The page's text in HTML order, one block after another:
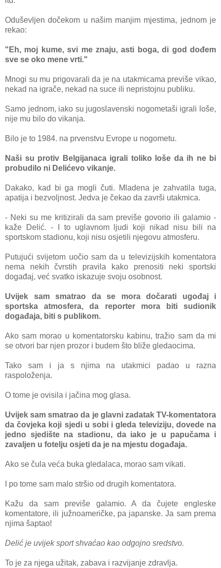
Oduševljen dočekom u našim manjim mjestima, jednom je
rekao:
"Eh, moj kume, svi me znaju, asti boga, di god dođem
sve se oko mene vrti."
Mnogi su mu prigovarali da je na utakmicama previše vikao,
nekad na igrače, nekad na suce ili nepristojnu publiku.
Samo jednom, iako su jugoslavenski nogometaši igrali loše,
nije mu bilo do vikanja.
Bilo je to 1984. na prvenstvu Evrope u nogometu.
Naši su protiv Belgijanaca igrali toliko loše da ih ne bi
probudilo ni Delićevo vikanje.
Dakako, kad bi ga mogli čuti. Mladena je zahvatila tuga,
apatija i bezvoljnost. Jedva je čekao da završi utakmica.
- Neki su me kritizirali da sam previše govorio ili galamio -
kaže Delić. - I to uglavnom ljudi koji nikad nisu bili na
sportskom stadionu, koji nisu osjetili njegovu atmosferu.
Putujući svijetom uočio sam da u televizijskih komentatora
nema nekih čvrstih pravila kako prenositi neki sportski
događaj, već svatko iskazuje svoju osobnost.
Uvijek sam smatrao da se mora dočarati ugođaj i
sportska atmosfera, da reporter mora biti sudionik
događaja, biti s publikom.
Ako sam morao u komentatorsku kabinu, tražio sam da mi
se otvori bar njen prozor i budem što bliže gledaocima.
Tako sam i ja s njima na utakmici padao u razna
raspoloženja.
O tome je ovisila i jačina mog glasa.
Uvijek sam smatrao da je glavni zadatak TV-komentatora
da čovjeka koji sjedi u sobi i gleda televiziju, dovede na
jedno sjedište na stadionu, da iako je u papučama i
zavaljen u fotelju osjeti da je na mjestu događaja.
Ako se čula veća buka gledalaca, morao sam vikati.
I po tome sam malo stršio od drugih komentatora.
Kažu da sam previše galamio. A da čujete engleske
komentatore, ili južnoameričke, pa japanske. Ja sam prema
njima šaptao!
Delić je uvijek sport shvaćao kao odgojno sredstvo.
To je za njega užitak, zabava i razvijanje zdravlja.